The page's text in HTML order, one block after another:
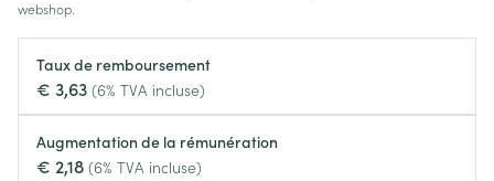
webshop.
Taux de remboursement
€ 3,63 (6% TVA incluse)
Augmentation de la rémunération
€ 2,18 (6% TVA incluse)